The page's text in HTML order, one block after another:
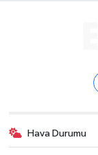
Hava Durumu